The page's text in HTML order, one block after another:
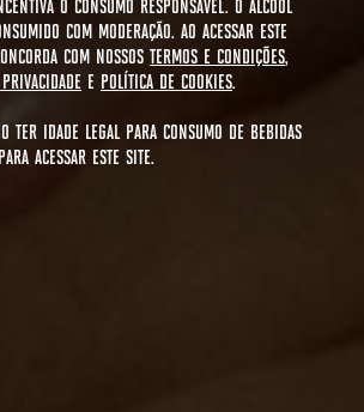
O CONSUMO RESPONSÁVEL. O ÁLCOOL
COM MODERAÇÃO. AO ACESSAR ESTE
COM NOSSOS TERMOS E CONDIÇÕES,
E POLÍTICA DE COOKIES.
TER IDADE LEGAL PARA CONSUMO DE BEBIDAS
ACESSAR ESTE SITE.